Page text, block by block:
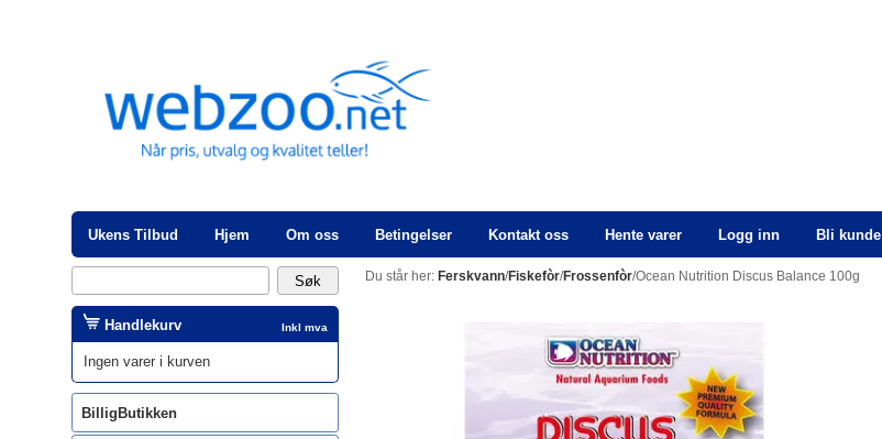
Ukens Tilbud Hjem Om oss Betingelser Kontakt oss Hente varer Logg inn Bli kunde
Du står her: Ferskvann/Fiskefòr/Frossenfòr/Ocean Nutrition Discus Balance 100g
Inkl mva
Handlekurv
Ingen varer i kurven
BilligButikken